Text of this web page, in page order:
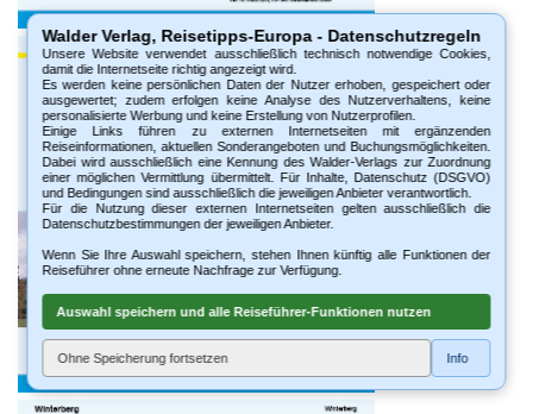
Walder Verlag, Reisetipps-Europa - Datenschutzregeln
Unsere Website verwendet ausschließlich technisch notwendige Cookies,
damit die Internetseite richtig angezeigt wird.
Es werden keine persönlichen Daten der Nutzer erhoben, gespeichert oder
ausgewertet; zudem erfolgen keine Analyse des Nutzerverhaltens, keine
personalisierte Werbung und keine Erstellung von Nutzerprofilen.
Einige Links führen zu externen Internetseiten mit ergänzenden
Reiseinformationen, aktuellen Sonderangeboten und Buchungsmöglichkeiten.
Dabei wird ausschließlich eine Kennung des Walder-Verlags zur Zuordnung
einer möglichen Vermittlung übermittelt. Für Inhalte, Datenschutz (DSGVO)
und Bedingungen sind ausschließlich die jeweiligen Anbieter verantwortlich.
Für die Nutzung dieser externen Internetseiten gelten ausschließlich die
Datenschutzbestimmungen der jeweiligen Anbieter.
Wenn Sie Ihre Auswahl speichern, stehen Ihnen künftig alle Funktionen der
Reiseführer ohne erneute Nachfrage zur Verfügung.
Auswahl speichern und alle Reiseführer-Funktionen nutzen
Ohne Speicherung fortsetzen Info